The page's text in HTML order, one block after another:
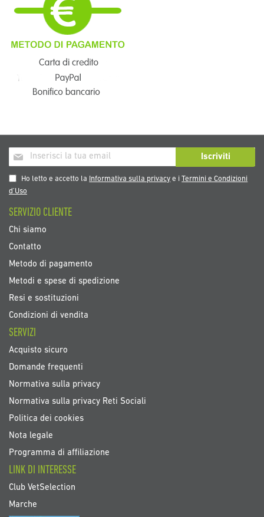
Iscriviti
alla
nostra
Newsletter:
Iscriviti
Ho letto e accetto la Informativa sulla privacy e iTermini e Condizioni
d’Uso
SERVIZIO CLIENTE
Chi siamo
Contatto
Metodo di pagamento
Metodi e spese di spedizione
Resi e sostituzioni
Condizioni di vendita
SERVIZI
Acquisto sicuro
Domande frequenti
Normativa sulla privacy
Normativa sulla privacy Reti Sociali
Politica dei cookies
Nota legale
Programma di affiliazione
LINK DI INTERESSE
Club VetSelection
Marche